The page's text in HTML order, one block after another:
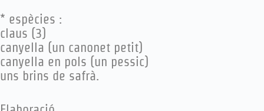
* espècies :
claus (3)
canyella (un canonet petit)
canyella en pols (un pessic)
uns brins de safrà.